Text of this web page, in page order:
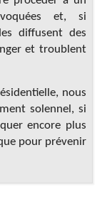
et, si
diffusent des
et troublent
nous
solennel, si
encore plus
pour prévenir